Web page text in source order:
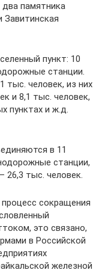
памятника
пункт: 10
станции.
тыс. человек, из них
и 8,1 тыс. человек,
пунктах и ж.д.
в 11
станции,
26,3 тыс. человек.
сокращения
это связано,
в Российской
железной